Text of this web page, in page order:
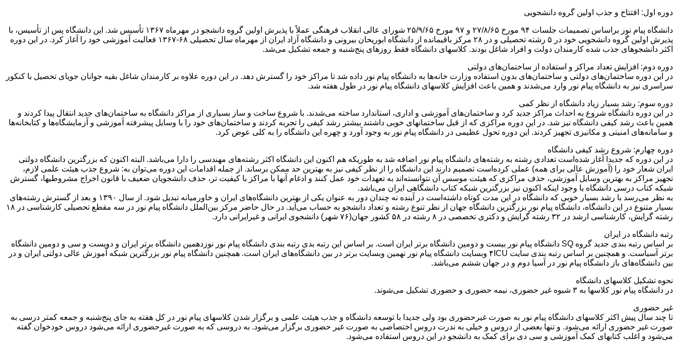
دوره اول: افتتاح و جذب اولین گروه دانشجویی
دانشگاه پیام نور براساس تصمیمات جلسات ۹۴ مورخ ۲۷/۸/۶۵ و ۹۷ مورخ ۲۵/۹/۶۵ شورای عالی انقلاب فرهنگی عملاً با پذیرش اولین گروه دانشجو در مهرماه ۱۳۶۷ تأسیس شد. این دانشگاه پس از تأسیس، با
پذیرش اولین گروه دانشجویی خود در ۵ رشته تحصیلی و در ۲۸ مرکز باقیمانده از دانشگاه ابوریحان بیرونی و دانشگاه آزاد ایران از مهرماه سال تحصیلی ۶۸-۱۳۶۷ فعالیت آموزشی خود را آغاز کرد. در این دوره
اکثر دانشجوهای جذب شده کارمندان دولت و افراد شاغل بودند. کلاسهای دانشگاه فقط روزهای پنج‌شنبه و جمعه تشکیل می‌شد.
دوره دوم: افزایش تعداد مراکز و استفاده از ساختمان‌های دولتی
در این دوره ساختمان‌های دولتی و ساختمان‌های بدون استفاده وزارت خانه‌ها به دانشگاه پیام نور داده شد تا مراکز خود را گسترش دهد. در این دوره علاوه بر کارمندان شاغل بقیه جوانان جویای تحصیل با کنکور
سراسری نیز به دانشگاه پیام نور وارد می‌شدند و همین باعث افزایش کلاسهای دانشگاه پیام نور در طول هفته شد.
دوره سوم: رشد بسیار زیاد دانشگاه از نظر کمی
در این دوره دانشگاه شروع به احداث مراکز جدید کرد و ساختمان‌های آموزشی و اداری، استاندارد ساخته می‌شدند. با شروع ساخت و ساز بسیاری از مراکز دانشگاه به ساختمان‌های جدید انتقال پیدا کردند و
همین باعث رشد کیفی دانشگاه نیز شد. در این دوره مراکزی که از قبل ساختمانهای خوبی داشتند بیشتر رشد کیفی را تجربه کردند و ساختمان‌های خود را با وسایل پیشرفته آموزشی و آزمایشگاه‌ها و کتابخانه‌ها
و سامانه‌های امنیتی و مکانیزی تجهیز کردند. این دوره تحول عظیمی در دانشگاه پیام نور به وجود آورد و چهره این دانشگاه را به کلی عوض کرد.
دوره چهارم: شروع رشد کیفی دانشگاه
در این دوره که جدیدا آغاز شده‌است تعدادی رشته به رشته‌های دانشگاه پیام نور اضافه شد به طوریکه هم اکنون این دانشگاه اکثر رشته‌های مهندسی را دارا می‌باشد. البته اکنون که بزرگترین دانشگاه دولتی
ایران شعار خود را (آموزش عالی برای همه) عملی کرده‌است تصمیم دارند این دانشگاه را از نظر کیفی نیز به بهترین حد ممکن برساند. از جمله اقدامات این دوره می‌توان به: شروع جذب هیئت علمی لازم،
تجهیز مراکز به بهترین وسایل آموزشی، حذف مراکزی که هیئت موسس آن نتوانسته‌اند به تعهدات خود عمل کنند و ادغام آنها با مراکز با کیفیت تر، حذف دانشجویان ضعیف با قانون اخراج مشروطیها، گسترش
شبکه کتاب درسی دانشگاه با وجود اینکه اکنون نیز بزرگترین شبکه کتاب دانشگاهی ایران می‌باشد.
به نظر می‌رسد با رشد بسیار خوبی که دانشگاه در این مدت کوتاه داشته‌است در آینده نه چندان دور به عنوان یکی از بهترین دانشگاه‌های ایران و خاورمیانه تبدیل شود. از سال ۱۳۹۰ و بعد از گسترش رشته‌های
بسیار متنوع در این دانشگاه، دانشگاه پیام نور بزرگترین دانشگاه جهان از نظر تنوع رشته و تعداد دانشجو به حساب می‌آید. در حال حاضر مرکز بین‌الملل دانشگاه پیام نور در سه مقطع تحصیلی کارشناسی در ۱۸
رشته گرایش، کارشناسی ارشد در ۳۲ رشته گرایش و دکتری تخصصی در ۸ رشته در ۵۸ کشور جهان(۷۶ شهر) دانشجوی ایرانی و غیرایرانی دارد.
رتبه دانشگاه در ایران
بر اساس رتبه بندی جدید گروه SQ دانشگاه پیام نور بیست و دومین دانشگاه برتر ایران است. بر اساس این رتبه بدی رتبه بندی دانشگاه پیام نور نوزدهمین دانشگاه برتر ایران و دویست و سی و دومین دانشگاه
برتر آسیاست. و همچنین بر اساس رتبه بندی سایت ۴ICU وبسایت دانشگاه پیام نور نهمین وبسایت برتر در بین دانشگاه‌های ایران است. همچنین دانشگاه پیام نور بزرگترین شبکه آموزش عالی دولتی ایران و در
بین دانشگاه‌های باز دانشگاه پیام نور در آسیا دوم و در جهان ششم می‌باشد.
نحوه تشکیل کلاسهای دانشگاه
در دانشگاه پیام نور کلاسها به ۳ شیوه غیر حضوری، نیمه حضوری و حضوری تشکیل می‌شوند.
غیر حضوری
تا چند سال پیش اکثر کلاسهای دانشگاه پیام نور به صورت غیرحضوری بود ولی جدیدا با توسعه دانشگاه و جذب هیئت علمی و برگزار شدن کلاسهای پیام نور در کل هفته به جای پنج‌شنبه و جمعه کمتر درسی به
صورت غیر حضوری ارائه می‌شود. و تنها بعضی از دروس و خیلی به ندرت دروس اختصاصی به صورت غیر حضوری برگزار می‌شود. به دروسی که به صورت غیرحضوری ارائه می‌شود دروس خودخوان گفته
می‌شود و اغلب کتابهای کمک آموزشی و سی دی برای کمک به دانشجو در این دروس استفاده می‌شود.